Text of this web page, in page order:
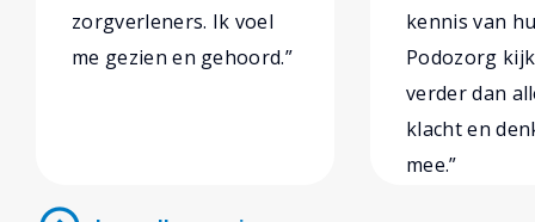
zorgverleners. Ik voel
me gezien en gehoord.”
kennis van
Podozorg
verder dan
klacht en
mee.”